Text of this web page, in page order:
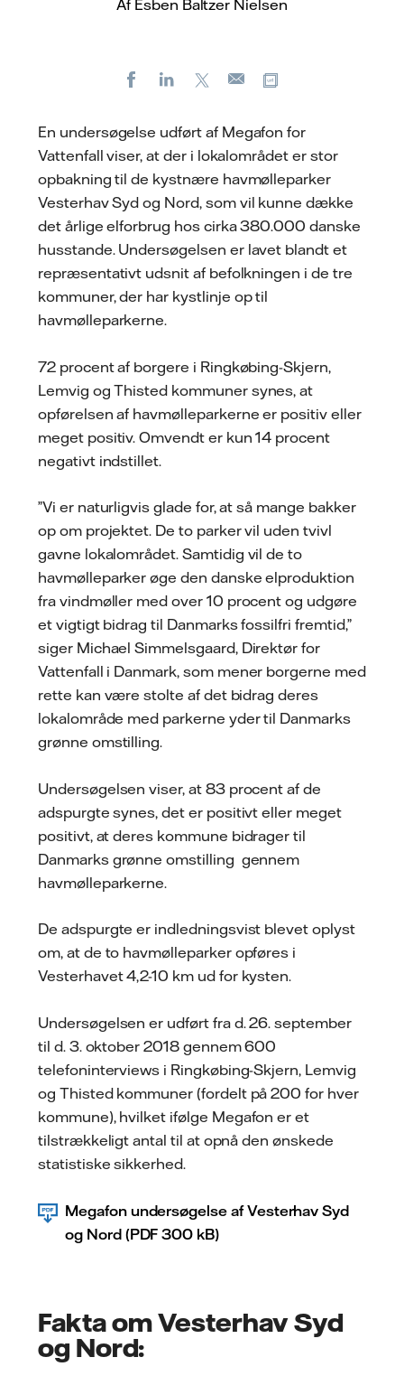
Af Esben Baltzer Nielsen
FacebookLinkedIn
E-
En undersøgelse udført af Megafon for
Vattenfall viser, at der i lokalområdet er stor
opbakning til de kystnære havmølleparker
Vesterhav Syd og Nord, som vil kunne dække
det årlige elforbrug hos cirka 380.000 danske
husstande. Undersøgelsen er lavet blandt et
repræsentativt udsnit af befolkningen i de tre
kommuner, der har kystlinje op til
havmølleparkerne.
72 procent af borgere i Ringkøbing-Skjern,
Lemvig og Thisted kommuner synes, at
opførelsen af havmølleparkerne er positiv eller
meget positiv. Omvendt er kun 14 procent
negativt indstillet.
”Vi er naturligvis glade for, at så mange bakker
op om projektet. De to parker vil uden tvivl
gavne lokalområdet. Samtidig vil de to
havmølleparker øge den danske elproduktion
fra vindmøller med over 10 procent og udgøre
et vigtigt bidrag til Danmarks fossilfri fremtid,”
siger Michael Simmelsgaard, Direktør for
Vattenfall i Danmark, som mener borgerne med
rette kan være stolte af det bidrag deres
lokalområde med parkerne yder til Danmarks
grønne omstilling.
Undersøgelsen viser, at 83 procent af de
adspurgte synes, det er positivt eller meget
positivt, at deres kommune bidrager til
Danmarks grønne omstilling gennem
havmølleparkerne.
De adspurgte er indledningsvist blevet oplyst
om, at de to havmølleparker opføres i
Vesterhavet 4,2-10 km ud for kysten.
Undersøgelsen er udført fra d. 26. september
til d. 3. oktober 2018 gennem 600
telefoninterviews i Ringkøbing-Skjern, Lemvig
og Thisted kommuner (fordelt på 200 for hver
kommune), hvilket ifølge Megafon er et
tilstrækkeligt antal til at opnå den ønskede
statistiske sikkerhed.
Megafon undersøgelse af Vesterhav Syd
og Nord (PDF 300 kB)
Fakta om Vesterhav Syd
og Nord: